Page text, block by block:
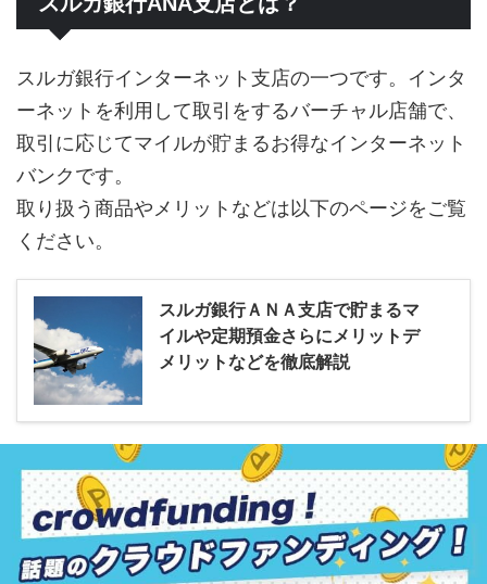
スルガ銀行インターネット支店の一つです。インタ
ーネットを利用して取引をするバーチャル店舗で、
取引に応じてマイルが貯まるお得なインターネット
バンクです。
取り扱う商品やメリットなどは以下のページをご覧
ください。
スルガ銀行ＡＮＡ支店で貯まるマ
イルや定期預金さらにメリットデ
メリットなどを徹底解説